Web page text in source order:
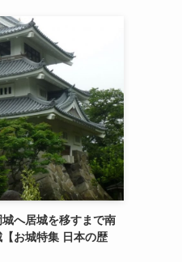
へ居城を移すまで南
お城特集 日本の歴